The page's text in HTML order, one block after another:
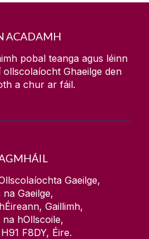
ACADAMH
pobal teanga agus léinn
Ghaeilge den
a chur ar fáil.
Gaeilge,
na Gaeilge,
Gaillimh,
hOllscoile,
F8DY, Éire.